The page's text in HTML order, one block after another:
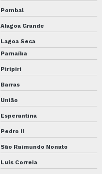
Pombal
Alagoa Grande
Lagoa Seca
Parnaíba
Piripiri
Barras
União
Esperantina
Pedro II
São Raimundo Nonato
Luís Correia